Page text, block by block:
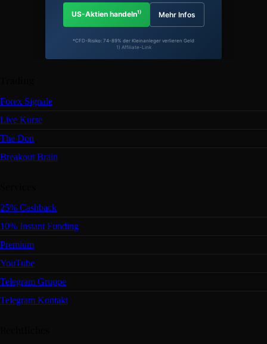
US-Aktien handeln1) Mehr Infos
*CFD-Risiko: 74-89% der Kleinanleger verlieren Geld
1) Affiliate-Link
Forex Signale
Live Kurse
The Don
Breakout Brain
25% Cashback
10% Instant Funding
Premium
YouTube
Telegram Gruppe
Telegram Kontakt